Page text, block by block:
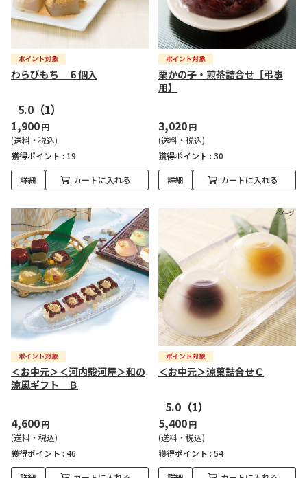
わらびもち ６個入
5.0 （1）
1,900円
(送料・税込)
獲得ポイント : 19
詳細 カートに入れる
栗かの子・煎茶詰合せ【弔事
用】
3,020円
(送料・税込)
獲得ポイント : 30
詳細 カートに入れる
＜お中元＞＜河内駿河屋＞和の
涼風ギフト Ｂ
4,600円
(送料・税込)
獲得ポイント : 46
＜お中元＞涼菓詰合せＣ
5.0 （1）
5,400円
(送料・税込)
獲得ポイント : 54